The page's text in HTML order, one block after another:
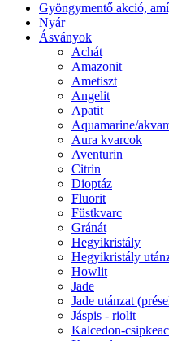
Gyöngymentő akció,
Nyár
Ásványok
Achát
Amazonit
Ametiszt
Angelit
Apatit
Aquamarine/
Aura kvarcok
Aventurin
Citrin
Dioptáz
Fluorit
Füstkvarc
Gránát
Hegyikristály
Hegyikristály
Howlit
Jade
Jade utánzat
Jáspis - riolit
Kalcedon-